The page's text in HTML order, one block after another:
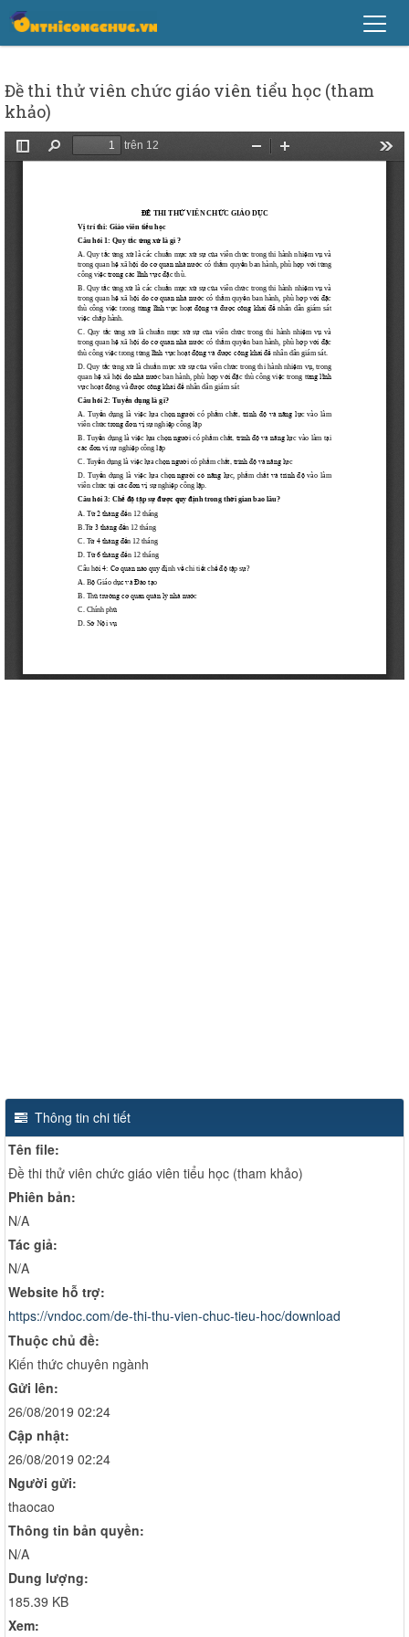
Đề thi thử viên chức giáo viên tiểu học (tham
khảo)
Thông tin chi tiết
Tên file:
Đề thi thử viên chức giáo viên tiểu học (tham khảo)
Phiên bản:
N/A
Tác giả:
N/A
Website hỗ trợ:
https://vndoc.com/de-thi-thu-vien-chuc-tieu-hoc/download
Thuộc chủ đề:
Kiến thức chuyên ngành
Gửi lên:
26/08/2019 02:24
Cập nhật:
26/08/2019 02:24
Người gửi:
thaocao
Thông tin bản quyền:
N/A
Dung lượng:
185.39 KB
Xem: